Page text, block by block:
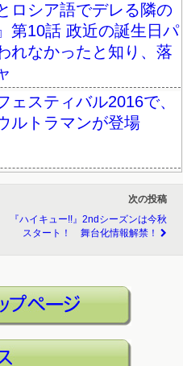
ロシア語でデレる隣の
第10話 政近の誕生日パ
れなかったと知り、落
ェスティバル2016で、
ルトラマンが登場
次の投稿
『ハイキュー!!』2ndシーズンは今秋
スタート！ 舞台化情報解禁！